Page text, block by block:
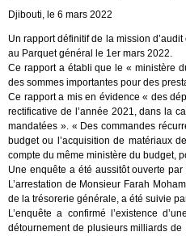
Djibouti, le 6 mars 2022
Un rapport définitif de la mission
au Parquet général le 1er mars 2022.
Ce rapport a établi que le « ministère
des sommes importantes pour des
Ce rapport a mis en évidence « des
rectificative de l’année 2021, dans la
mandatées ». « Des commandes
budget ou l’acquisition de matériaux
compte du même ministère du budget,
Une enquête a été aussitôt ouverte
L’arrestation de Monsieur Farah
de la trésorerie générale, a été suivie
L’enquête a confirmé l’existence
détournement de plusieurs milliards